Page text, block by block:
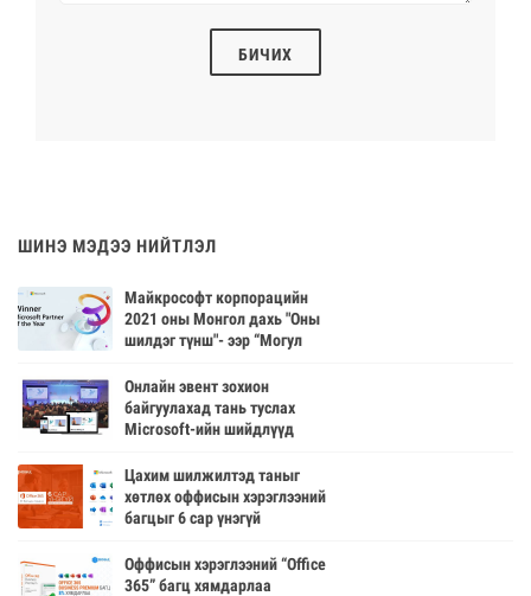
БИЧИХ
ШИНЭ МЭДЭЭ НИЙТЛЭЛ
Майкрософт корпорацийн
2021 оны Монгол дахь "Оны
шилдэг түнш"- ээр “Могул
компани шалгарлаа.
Онлайн эвент зохион
байгуулахад тань туслах
Microsoft-ийн шийдлүүд
​​​​​​Цахим шилжилтэд таныг
хөтлөх оффисын хэрэглээний
багцыг 6 сар үнэгүй
Оффисын хэрэглээний “Office
365” багц хямдарлаа